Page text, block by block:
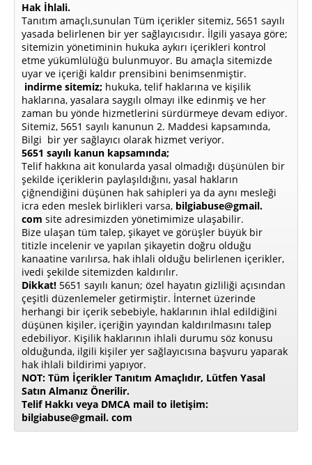
Hak İhlali.
Tanıtım amaçlı,sunulan Tüm içerikler sitemiz, 5651 sayılı
yasada belirlenen bir yer sağlayıcısıdır. İlgili yasaya göre;
sitemizin yönetiminin hukuka aykırı içerikleri kontrol
etme yükümlülüğü bulunmuyor. Bu amaçla sitemizde
uyar ve içeriği kaldır prensibini benimsenmiştir.
indirme sitemiz; hukuka, telif haklarına ve kişilik
haklarına, yasalara saygılı olmayı ilke edinmiş ve her
zaman bu yönde hizmetlerini sürdürmeye devam ediyor.
Sitemiz, 5651 sayılı kanunun 2. Maddesi kapsamında,
Bilgi bir yer sağlayıcı olarak hizmet veriyor.
5651 sayılı kanun kapsamında;
Telif hakkına ait konularda yasal olmadığı düşünülen bir
şekilde içeriklerin paylaşıldığını, yasal hakların
çiğnendiğini düşünen hak sahipleri ya da aynı mesleği
icra eden meslek birlikleri varsa, bilgiabuse@gmail.
com site adresimizden yönetimimize ulaşabilir.
Bize ulaşan tüm talep, şikayet ve görüşler büyük bir
titizle incelenir ve yapılan şikayetin doğru olduğu
kanaatine varılırsa, hak ihlali olduğu belirlenen içerikler,
ivedi şekilde sitemizden kaldırılır.
Dikkat! 5651 sayılı kanun; özel hayatın gizliliği açısından
çeşitli düzenlemeler getirmiştir. İnternet üzerinde
herhangi bir içerik sebebiyle, haklarının ihlal edildiğini
düşünen kişiler, içeriğin yayından kaldırılmasını talep
edebiliyor. Kişilik haklarının ihlali durumu söz konusu
olduğunda, ilgili kişiler yer sağlayıcısına başvuru yaparak
hak ihlali bildirimi yapıyor.
NOT: Tüm İçerikler Tanıtım Amaçlıdır, Lütfen Yasal
Satın Almanız Önerilir.
Telif Hakkı veya DMCA mail to iletişim:
bilgiabuse@gmail. com